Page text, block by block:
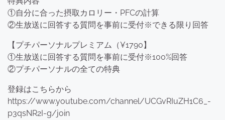
①自分に合った摂取カロリー・PFCの計算
②生放送に回答する質問を事前に受付※できる限り回答
【プチパーソナルプレミアム（¥1790】
①生放送に回答する質問を事前に受付※100%回答
②プチパーソナルの全ての特典
登録はこちらから
https://www.youtube.com/channel/UCGvRIuZH1C6_-
p3qsNR2I-g/join